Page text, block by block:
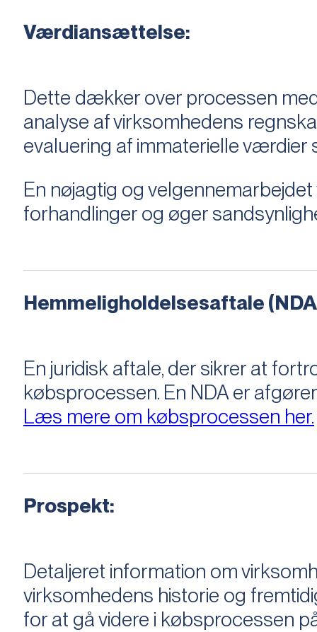
Værdiansættelse:
Dette dækker over processen
analyse af virksomhedens
evaluering af immaterielle
En nøjagtig og
forhandlinger og øger
Hemmeligholdelsesaftale
En juridisk aftale, der sikrer at
købsprocessen​​. En NDA er
Læs mere om købsprocessen her.
Prospekt:
Detaljeret information om
virksomhedens historie og
for at gå videre i købsprocessen